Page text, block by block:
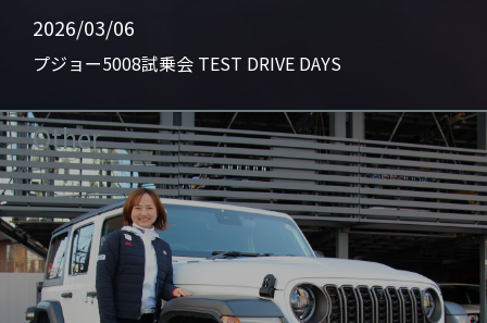
2026/03/06
プジョー5008試乗会 TEST DRIVE DAYS
Other